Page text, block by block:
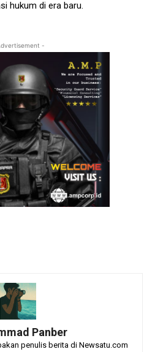
hukum di era baru.
-
Panber
penulis berita di Newsatu.com